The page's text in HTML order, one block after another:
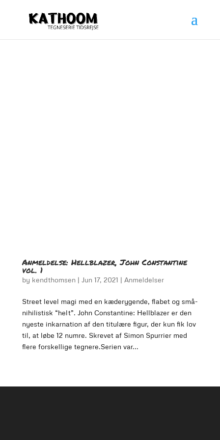
Anmeldelse: Hellblazer, John Constantine
vol. 1
by kendthomsen | Jun 17, 2021 | Anmeldelser
Street level magi med en kæderygende, flabet og små-
nihilistisk “helt”. John Constantine: Hellblazer er den
nyeste inkarnation af den titulære figur, der kun fik lov
til, at løbe 12 numre. Skrevet af Simon Spurrier med
flere forskellige tegnere.Serien var...